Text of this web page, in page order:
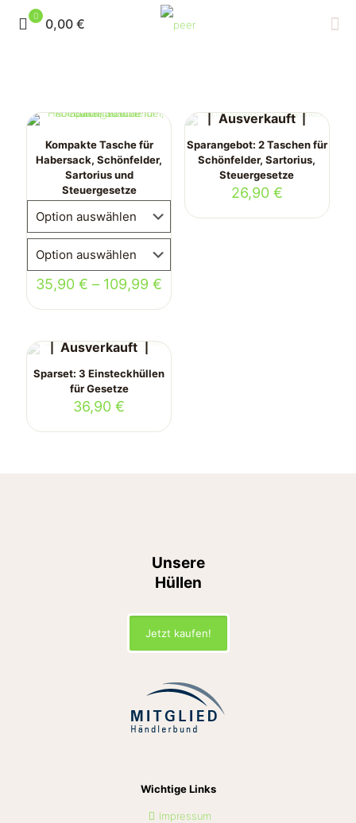
0 0,00 €
Kompakte Tasche für
Habersack, Schönfelder,
Sartorius und
Steuergesetze
35,90€ – 109,99€
Ausverkauft
Sparangebot: 2 Taschen für
Schönfelder, Sartorius,
Steuergesetze
26,90 €
Ausverkauft
Sparset: 3 Einsteckhüllen
für Gesetze
36,90€
Unsere
Hüllen
Jetzt kaufen!
Wichtige Links
Impressum